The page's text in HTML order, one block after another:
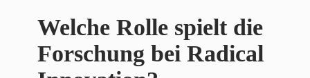
Welche Rolle spielt die
Forschung bei Radical